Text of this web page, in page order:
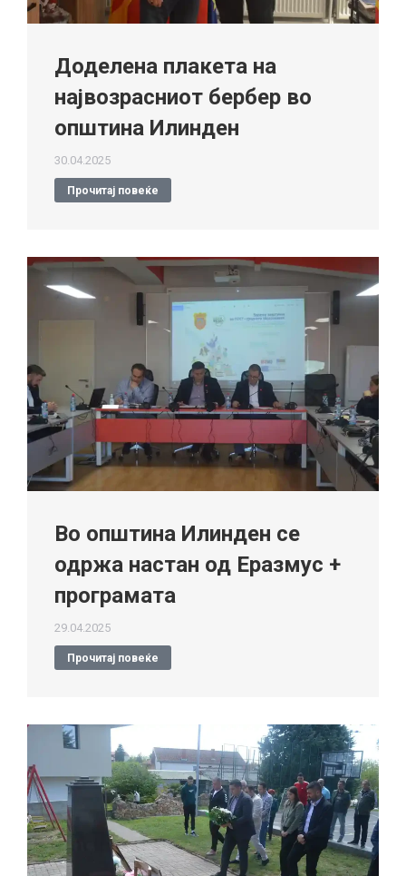
Доделена плакета на
највозрасниот бербер во
општина Илинден
30.04.2025
Прочитај повеќе
Во општина Илинден се
одржа настан од Еразмус +
програмата
29.04.2025
Прочитај повеќе